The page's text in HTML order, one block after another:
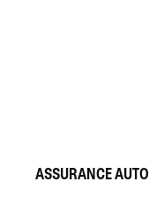
ASSURANCE AUTO